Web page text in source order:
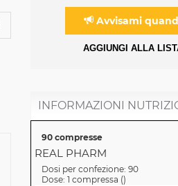
Avvisami
AGGIUNGI ALLA
INFORMAZIONI
90 compresse
REAL PHARM
Dosi per confezione: 90
Dose: 1 compressa ()